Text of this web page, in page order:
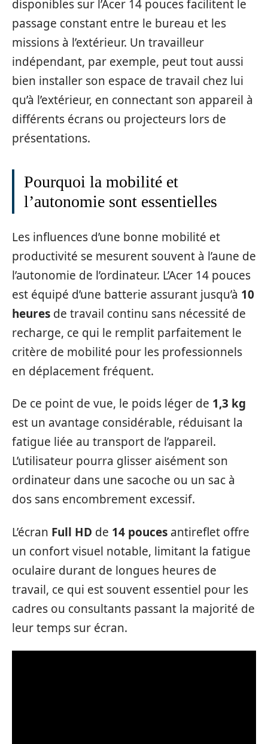
disponibles sur l’Acer 14 pouces facilitent le
passage constant entre le bureau et les
missions à l’extérieur. Un travailleur
indépendant, par exemple, peut tout aussi
bien installer son espace de travail chez lui
qu’à l’extérieur, en connectant son appareil à
différents écrans ou projecteurs lors de
présentations.
Pourquoi la mobilité et
l’autonomie sont essentielles
Les influences d’une bonne mobilité et
productivité se mesurent souvent à l’aune de
l’autonomie de l’ordinateur. L’Acer 14 pouces
est équipé d’une batterie assurant jusqu’à 10
heures de travail continu sans nécessité de
recharge, ce qui le remplit parfaitement le
critère de mobilité pour les professionnels
en déplacement fréquent.
De ce point de vue, le poids léger de 1,3 kg
est un avantage considérable, réduisant la
fatigue liée au transport de l’appareil.
L’utilisateur pourra glisser aisément son
ordinateur dans une sacoche ou un sac à
dos sans encombrement excessif.
L’écran Full HD de 14 pouces antireflet offre
un confort visuel notable, limitant la fatigue
oculaire durant de longues heures de
travail, ce qui est souvent essentiel pour les
cadres ou consultants passant la majorité de
leur temps sur écran.